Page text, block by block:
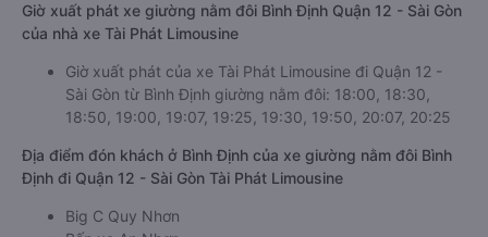
Giờ xuất phát xe giường nằm đôi Bình Định Quận 12 - Sài Gòn
của nhà xe Tài Phát Limousine
Giờ xuất phát của xe Tài Phát Limousine đi Quận 12 -
Sài Gòn từ Bình Định giường nằm đôi: 18:00, 18:30,
18:50, 19:00, 19:07, 19:25, 19:30, 19:50, 20:07, 20:25
Địa điểm đón khách ở Bình Định của xe giường nằm đôi Bình
Định đi Quận 12 - Sài Gòn Tài Phát Limousine
Big C Quy Nhơn